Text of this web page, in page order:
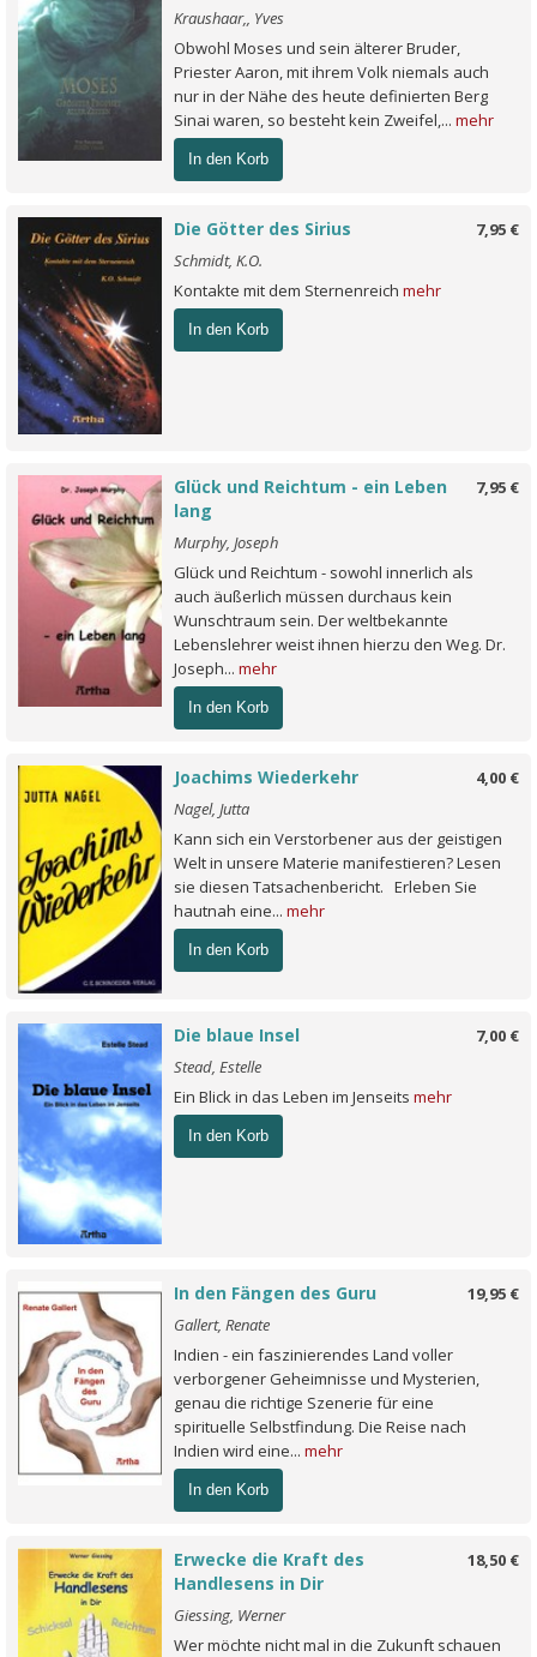
Kraushaar,, Yves
Obwohl Moses und sein älterer Bruder,
Priester Aaron, mit ihrem Volk niemals auch
nur in der Nähe des heute definierten Berg
Sinai waren, so besteht kein Zweifel,... mehr
In den Korb
7,95 €
Die Götter des Sirius
Schmidt, K.O.
Kontakte mit dem Sternenreich mehr
In den Korb
7,95 €
Glück und Reichtum - ein Leben
lang
Murphy, Joseph
Glück und Reichtum - sowohl innerlich als
auch äußerlich müssen durchaus kein
Wunschtraum sein. Der weltbekannte
Lebenslehrer weist ihnen hierzu den Weg. Dr.
Joseph... mehr
In den Korb
4,00 €
Joachims Wiederkehr
Nagel, Jutta
Kann sich ein Verstorbener aus der geistigen
Welt in unsere Materie manifestieren? Lesen
sie diesen Tatsachenbericht. Erleben Sie
hautnah eine... mehr
In den Korb
7,00 €
Die blaue Insel
Stead, Estelle
Ein Blick in das Leben im Jenseits mehr
In den Korb
19,95 €
In den Fängen des Guru
Gallert, Renate
Indien - ein faszinierendes Land voller
verborgener Geheimnisse und Mysterien,
genau die richtige Szenerie für eine
spirituelle Selbstfindung. Die Reise nach
Indien wird eine... mehr
In den Korb
18,50 €
Erwecke die Kraft des
Handlesens in Dir
Giessing, Werner
Wer möchte nicht mal in die Zukunft schauen